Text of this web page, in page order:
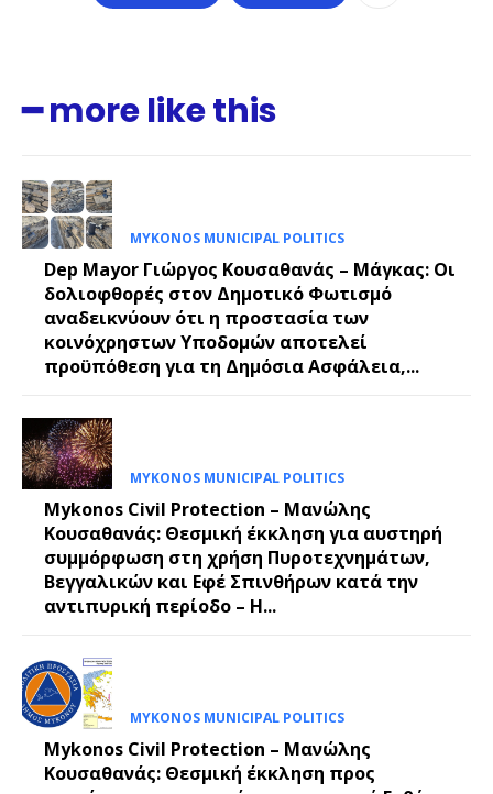
━ more like this
MYKONOS MUNICIPAL POLITICS
Dep Mayor Γιώργος Κουσαθανάς – Μάγκας: Οι
δολιοφθορές στον Δημοτικό Φωτισμό
αναδεικνύουν ότι η προστασία των
κοινόχρηστων Υποδομών αποτελεί
προϋπόθεση για τη Δημόσια Ασφάλεια,...
MYKONOS MUNICIPAL POLITICS
Mykonos Civil Protection – Μανώλης
Κουσαθανάς: Θεσμική έκκληση για αυστηρή
συμμόρφωση στη χρήση Πυροτεχνημάτων,
Βεγγαλικών και Εφέ Σπινθήρων κατά την
αντιπυρική περίοδο – Η...
MYKONOS MUNICIPAL POLITICS
Mykonos Civil Protection – Μανώλης
Κουσαθανάς: Θεσμική έκκληση προς